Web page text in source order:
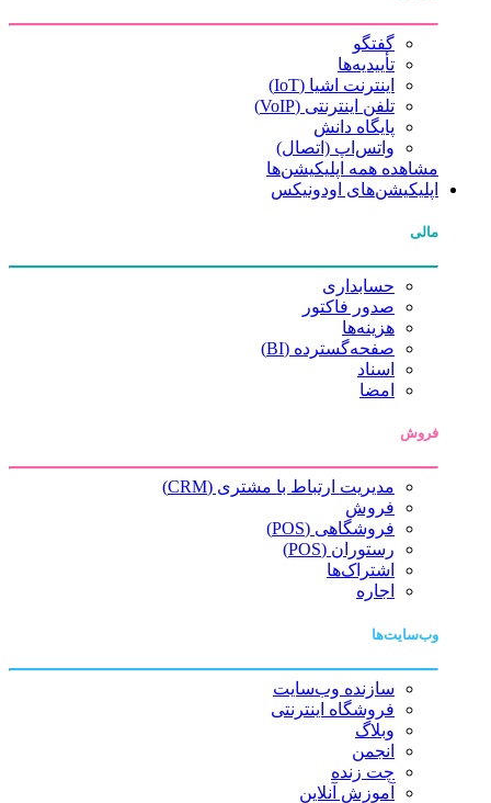
گفتگو
تأییدیه‌ها
اینترنت اشیا (IoT)
تلفن اینترنتی (VoIP)
پایگاه دانش
واتس‌اپ (اتصال)
مشاهده همه اپلیکیشن‌ها
اپلیکیشن‌های اودونیکس
مالی
حسابداری
صدور فاکتور
هزینه‌ها
صفحه‌گسترده (BI)
اسناد
امضا
فروش
مدیریت ارتباط با مشتری (CRM)
فروش
فروشگاهی (POS)
رستوران (POS)
اشتراک‌ها
اجاره
وب‌سایت‌ها
سازنده وب‌سایت
فروشگاه اینترنتی
وبلاگ
انجمن
چت زنده
آموزش آنلاین